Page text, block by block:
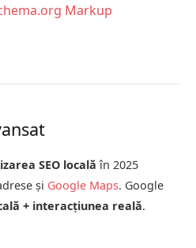
Markup
SEO locală în 2025
și Google Maps. Google
+ interacțiunea reală.